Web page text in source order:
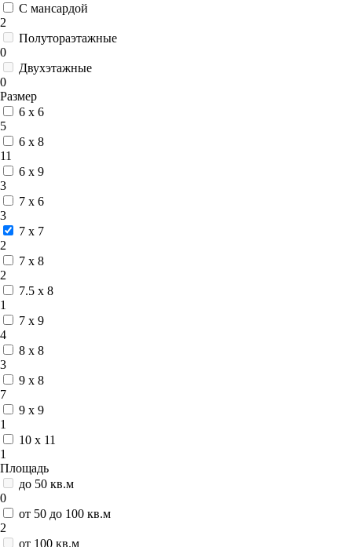
С мансардой
2
Полутораэтажные
0
Двухэтажные
0
Размер
6 x 6
5
6 x 8
11
6 x 9
3
7 x 6
3
7 x 7
2
7 x 8
2
7.5 x 8
1
7 x 9
4
8 x 8
3
9 x 8
7
9 x 9
1
10 x 11
1
Площадь
до 50 кв.м
0
от 50 до 100 кв.м
2
от 100 кв.м